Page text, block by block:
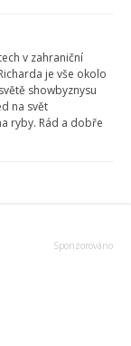
v zahraniční
je vše okolo
showbyznysu
na svět
ryby. Rád a dobře